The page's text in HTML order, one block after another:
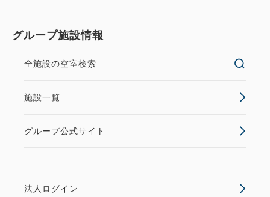
グループ施設情報
全施設の空室検索
施設一覧
グループ公式サイト
法人ログイン